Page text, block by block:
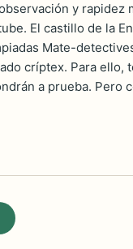
y rapidez
El castillo de la
Mate-
críptex. Para ello,
a prueba. Pero